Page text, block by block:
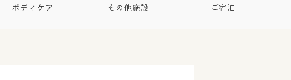
ボディケア その他施設 ご宿泊